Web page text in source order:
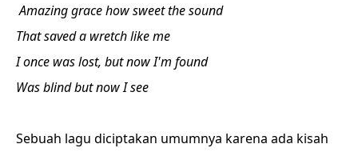
Amazing grace how sweet the sound
That saved a wretch like me
I once was lost, but now I'm found
Was blind but now I see
Sebuah lagu diciptakan umumnya karena ada kisah